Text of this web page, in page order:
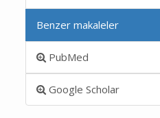
Benzer makaleler
PubMed
Google Scholar